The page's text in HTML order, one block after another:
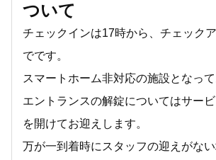
ついて
チェックインは17時から、チェック
でです。
スマートホーム非対応の施設となって
エントランスの解錠についてはサー
を開けてお迎えします。
万が一到着時にスタッフの迎えがな